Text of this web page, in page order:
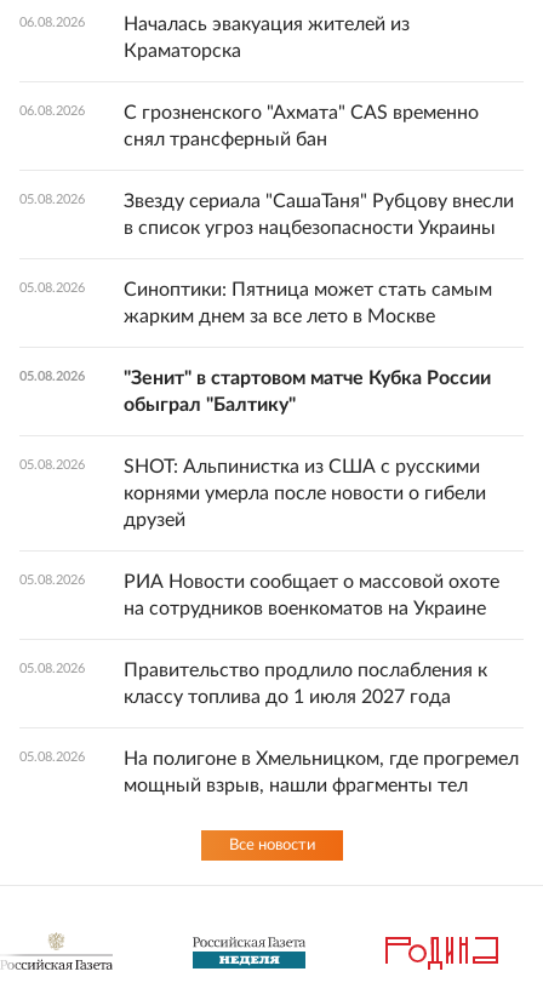
06.08.2026
Началась эвакуация жителей из
Краматорска
06.08.2026
С грозненского "Ахмата" CAS временно
снял трансферный бан
05.08.2026
Звезду сериала "СашаТаня" Рубцову внесли
в список угроз нацбезопасности Украины
05.08.2026
Синоптики: Пятница может стать самым
жарким днем за все лето в Москве
05.08.2026
"Зенит" в стартовом матче Кубка России
обыграл "Балтику"
05.08.2026
SHOT: Альпинистка из США с русскими
корнями умерла после новости о гибели
друзей
05.08.2026
РИА Новости сообщает о массовой охоте
на сотрудников военкоматов на Украине
05.08.2026
Правительство продлило послабления к
классу топлива до 1 июля 2027 года
05.08.2026
На полигоне в Хмельницком, где прогремел
мощный взрыв, нашли фрагменты тел
Все новости